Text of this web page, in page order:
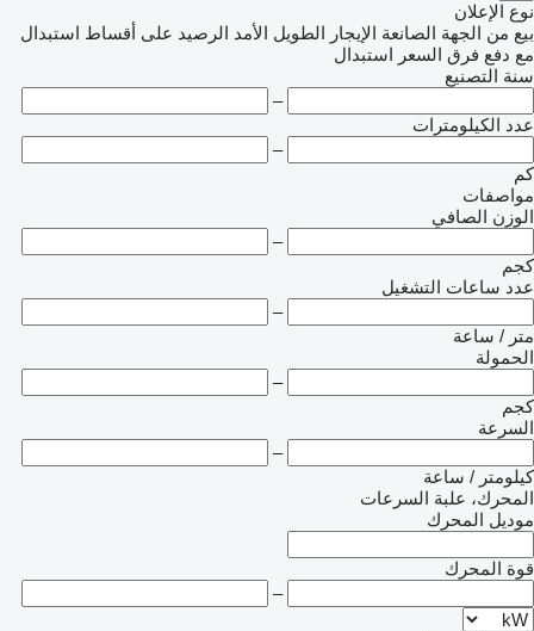
نوع الإعلان
بيع من الجهة الصانعة الإيجار الطويل الأمد الرصيد على أقساط استبدال
مع دفع فرق السعر استبدال
سنة التصنيع
–
عدد الكيلومترات
–
كم
مواصفات
الوزن الصافي
–
كجم
عدد ساعات التشغيل
–
متر / ساعة
الحمولة
–
كجم
السرعة
–
كيلومتر / ساعة
المحرك، علبة السرعات
موديل المحرك
قوة المحرك
–